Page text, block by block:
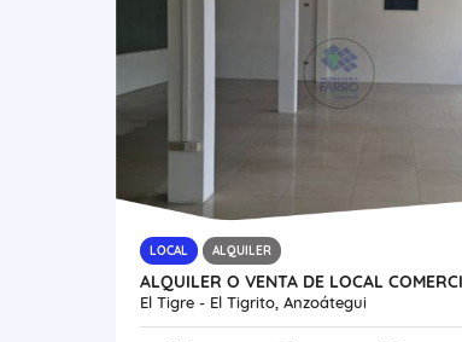
LOCAL ALQUILER
El Tigre - El Tigrito, Anzoátegui